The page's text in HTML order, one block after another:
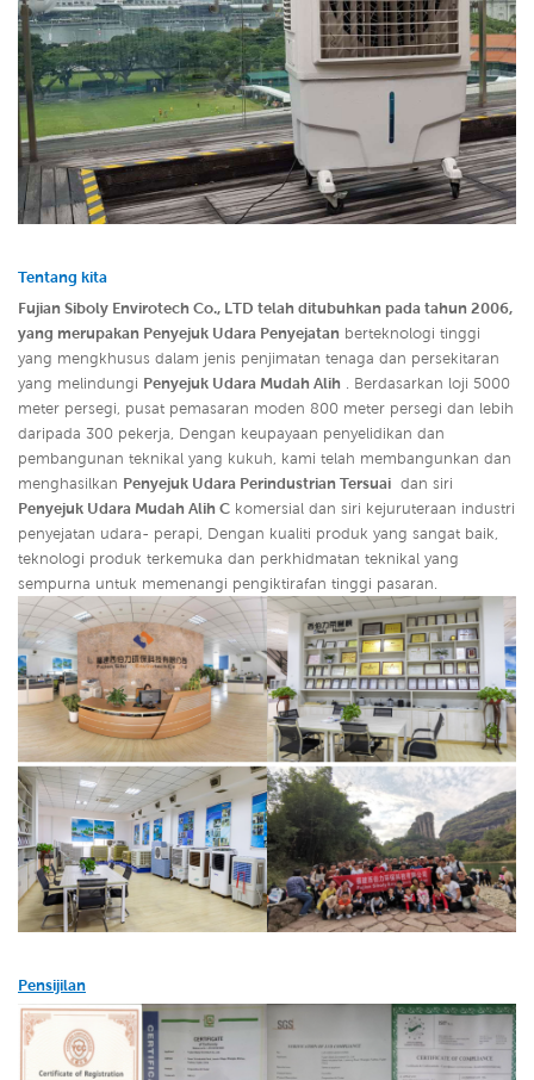
Tentang kita
Fujian Siboly Envirotech Co., LTD telah ditubuhkan pada tahun 2006,
yang merupakan Penyejuk Udara Penyejatan berteknologi tinggi
yang mengkhusus dalam jenis penjimatan tenaga dan persekitaran
yang melindungi Penyejuk Udara Mudah Alih . Berdasarkan loji 5000
meter persegi, pusat pemasaran moden 800 meter persegi dan lebih
daripada 300 pekerja, Dengan keupayaan penyelidikan dan
pembangunan teknikal yang kukuh, kami telah membangunkan dan
menghasilkan Penyejuk Udara Perindustrian Tersuai dan siri
Penyejuk Udara Mudah Alih C komersial dan siri kejuruteraan industri
penyejatan udara- perapi, Dengan kualiti produk yang sangat baik,
teknologi produk terkemuka dan perkhidmatan teknikal yang
sempurna untuk memenangi pengiktirafan tinggi pasaran.
Pensijilan